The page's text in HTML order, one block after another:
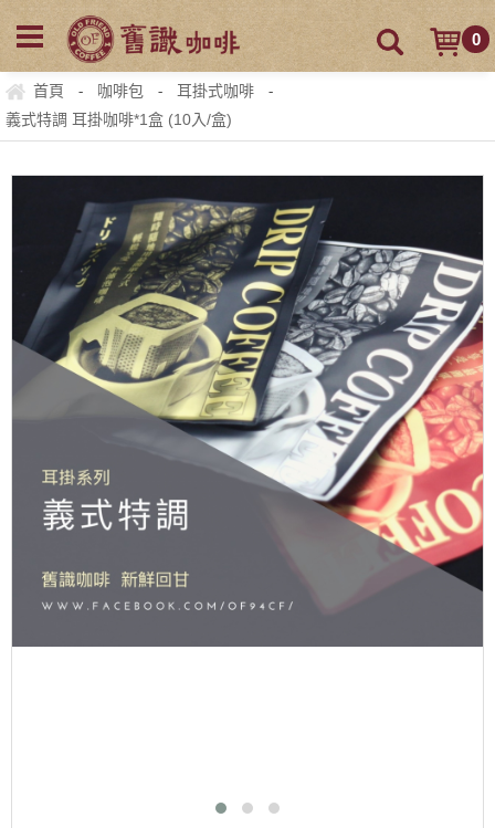
0
首頁 - 咖啡包 - 耳掛式咖啡 -
義式特調 耳掛咖啡*1盒 (10入/盒)